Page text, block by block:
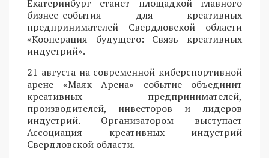
Екатеринбург станет площадкой главного
бизнес-события для креативных
предпринимателей Свердловской области
«Кооперация будущего: Связь креативных
индустрий».
21 августа на современной киберспортивной
арене «Маяк Арена» событие объединит
креативных предпринимателей,
производителей, инвесторов и лидеров
индустрий. Организатором выступает
Ассоциация креативных индустрий
Свердловской области.